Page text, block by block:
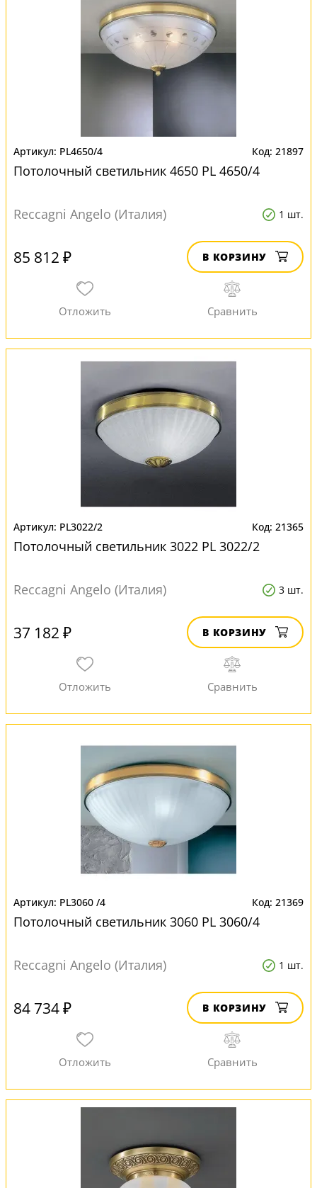
PL4650/4 21897
Потолочный светильник 4650 PL 4650/4
Reccagni Angelo (Италия) 1 шт.
85 812 ₽ В КОРЗИНУ
PL3022/2 21365
Потолочный светильник 3022 PL 3022/2
Reccagni Angelo (Италия) 3 шт.
37 182 ₽ В КОРЗИНУ
PL3060 /4 21369
Потолочный светильник 3060 PL 3060/4
Reccagni Angelo (Италия) 1 шт.
84 734 ₽ В КОРЗИНУ